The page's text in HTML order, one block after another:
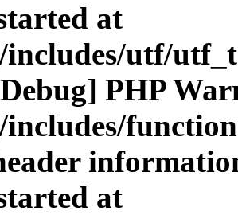
at
utf/
PHP
at